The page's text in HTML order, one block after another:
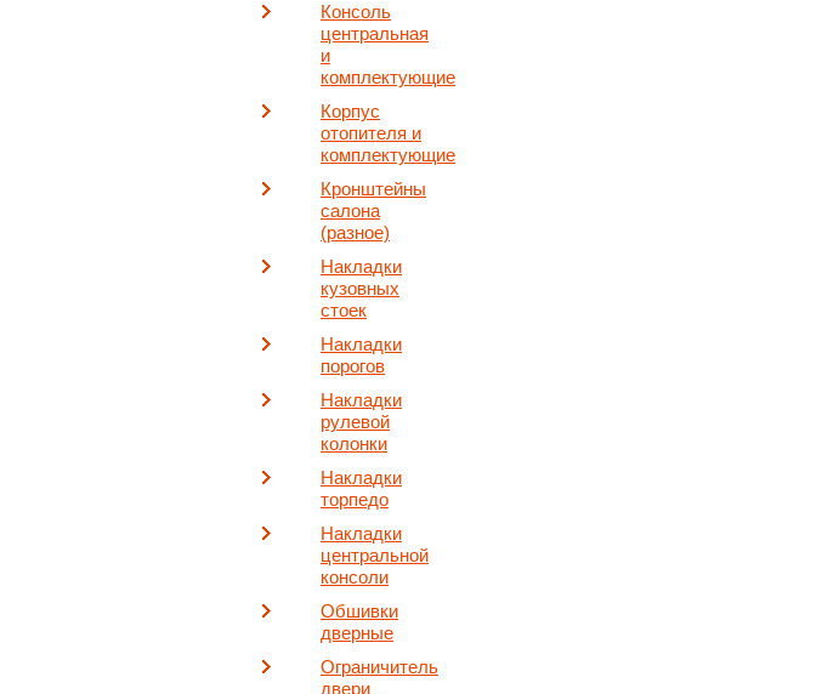
Консоль
центральная
и
комплектующие
Корпус
отопителя и
комплектующие
Кронштейны
салона
(разное)
Накладки
кузовных
стоек
Накладки
порогов
Накладки
рулевой
колонки
Накладки
торпедо
Накладки
центральной
консоли
Обшивки
дверные
Ограничитель
двери